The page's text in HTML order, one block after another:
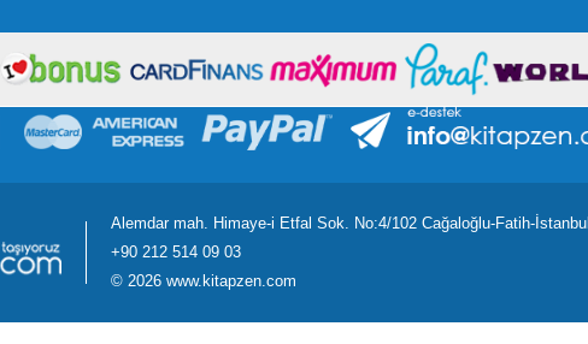
Alemdar mah. Himaye-i Etfal Sok. No:4/102 Cağaloğlu-Fatih-İstanbul
+90 212 514 09 03
© 2026 www.kitapzen.com